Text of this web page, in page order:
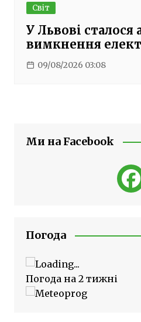
Світ
У Львові сталося
вимкнення
09/08/2026 03:08
Ми на Facebook
Погода
Погода на 2 тижні